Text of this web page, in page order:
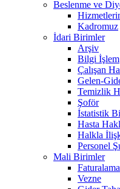
Beslenme ve
Kadromuz
İdari Birimler
Arşiv
Bilgi İşlem
Çalışan
Gelen-
Temizlik
Şoför
İstatistik
Hasta
Halkla
Personel
Mali Birimler
Faturalama
Vezne